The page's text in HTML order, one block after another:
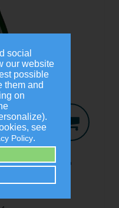
social
our website
possible
them and
on
see
Policy.